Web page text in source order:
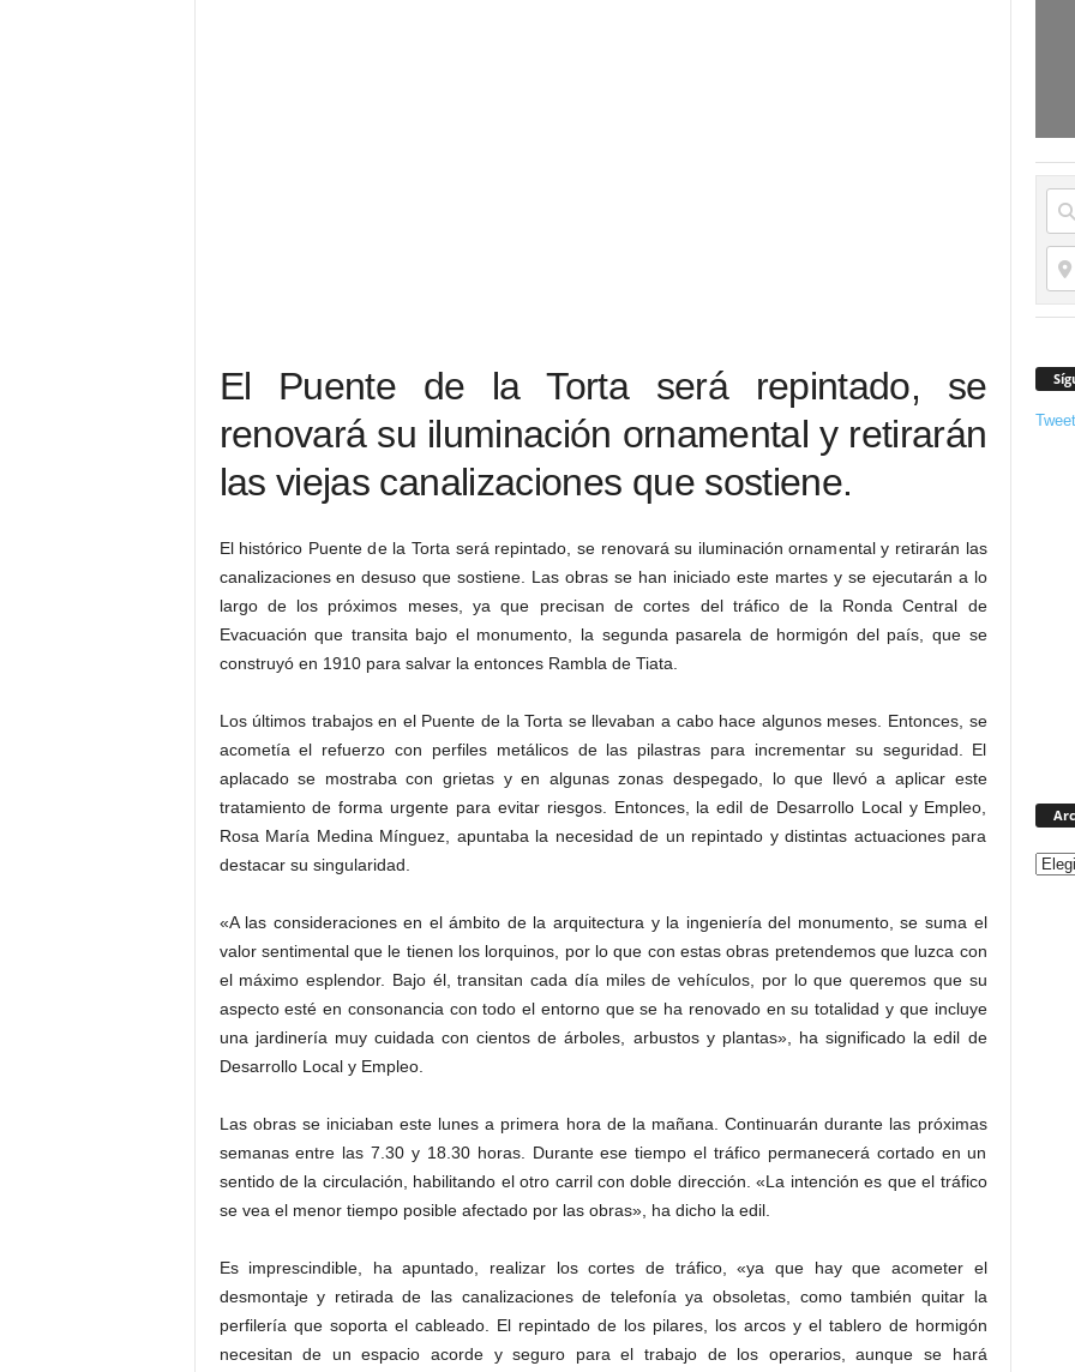
El Puente de la Torta será repintado, se
renovará su iluminación ornamental y retirarán
las viejas canalizaciones que sostiene.
El histórico Puente de la Torta será repintado, se renovará su iluminación ornamental y retirarán las
canalizaciones en desuso que sostiene. Las obras se han iniciado este martes y se ejecutarán a lo
largo de los próximos meses, ya que precisan de cortes del tráfico de la Ronda Central de
Evacuación que transita bajo el monumento, la segunda pasarela de hormigón del país, que se
construyó en 1910 para salvar la entonces Rambla de Tiata.
Los últimos trabajos en el Puente de la Torta se llevaban a cabo hace algunos meses. Entonces, se
acometía el refuerzo con perfiles metálicos de las pilastras para incrementar su seguridad. El
aplacado se mostraba con grietas y en algunas zonas despegado, lo que llevó a aplicar este
tratamiento de forma urgente para evitar riesgos. Entonces, la edil de Desarrollo Local y Empleo,
Rosa María Medina Mínguez, apuntaba la necesidad de un repintado y distintas actuaciones para
destacar su singularidad.
«A las consideraciones en el ámbito de la arquitectura y la ingeniería del monumento, se suma el
valor sentimental que le tienen los lorquinos, por lo que con estas obras pretendemos que luzca con
el máximo esplendor. Bajo él, transitan cada día miles de vehículos, por lo que queremos que su
aspecto esté en consonancia con todo el entorno que se ha renovado en su totalidad y que incluye
una jardinería muy cuidada con cientos de árboles, arbustos y plantas», ha significado la edil de
Desarrollo Local y Empleo.
Las obras se iniciaban este lunes a primera hora de la mañana. Continuarán durante las próximas
semanas entre las 7.30 y 18.30 horas. Durante ese tiempo el tráfico permanecerá cortado en un
sentido de la circulación, habilitando el otro carril con doble dirección. «La intención es que el tráfico
se vea el menor tiempo posible afectado por las obras», ha dicho la edil.
Es imprescindible, ha apuntado, realizar los cortes de tráfico, «ya que hay que acometer el
desmontaje y retirada de las canalizaciones de telefonía ya obsoletas, como también quitar la
perfilería que soporta el cableado. El repintado de los pilares, los arcos y el tablero de hormigón
necesitan de un espacio acorde y seguro para el trabajo de los operarios, aunque se hará